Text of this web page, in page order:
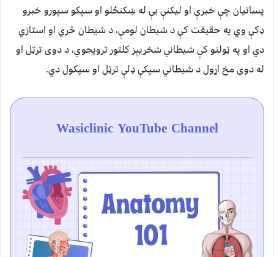
پساتیان چې خبرې او لیکنې یې له ښکنځلو او سپکو سپورو خبرو
ډکې وي په حقیقت کې د شیطان لومې، د شیطان ځري او استازي
دي او په ټولنو کې شیطاني شخړیېز کلتور ترویجوي، د دوی ترټل او
له دوی مخ اړول د شیطاني سپکې ډلې ترټل او سپکول دي.
Wasiclinic YouTube Channel